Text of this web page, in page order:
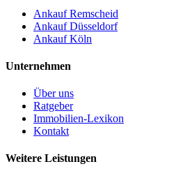
Ankauf Remscheid
Ankauf Düsseldorf
Ankauf Köln
Unternehmen
Über uns
Ratgeber
Immobilien-Lexikon
Kontakt
Weitere Leistungen